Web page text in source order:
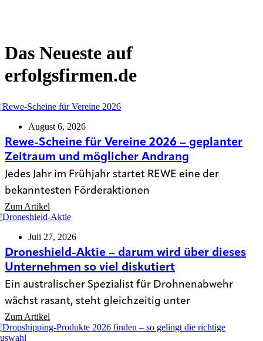
Das Neueste auf
erfolgsfirmen.de
August 6, 2026
Rewe-Scheine für Vereine 2026 – geplanter
Zeitraum und möglicher Andrang
Jedes Jahr im Frühjahr startet REWE eine der
bekanntesten Förderaktionen
Zum Artikel
Juli 27, 2026
Droneshield-Aktie – darum wird über dieses
Unternehmen so viel diskutiert
Ein australischer Spezialist für Drohnenabwehr
wächst rasant, steht gleichzeitig unter
Zum Artikel